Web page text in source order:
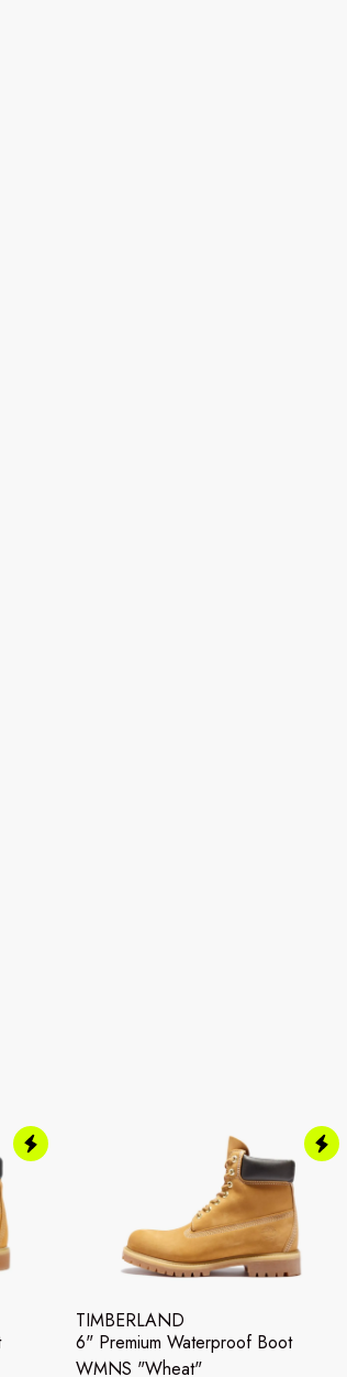
TIMBERLAND
6" Premium Waterproof Boot
WMNS "Wheat"